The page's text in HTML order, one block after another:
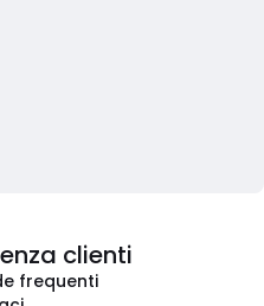
clienti
frequenti